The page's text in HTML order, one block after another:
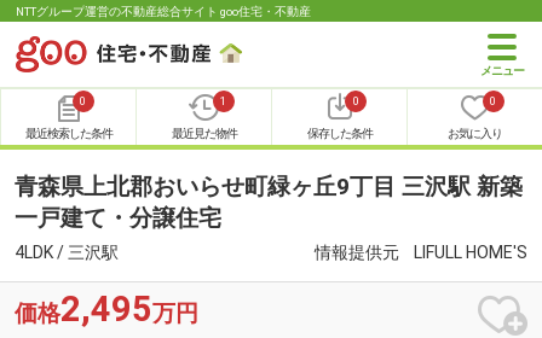
NTTグループ運営の不動産総合サイト goo住宅・不動産
0
最近検索した条件
1
最近見た物件
0
保存した条件
0
お気に入り
青森県上北郡おいらせ町緑ヶ丘9丁目 三沢駅 新築
一戸建て・分譲住宅
4LDK / 三沢駅 情報提供元 LIFULL HOME'S
価格2,495万円